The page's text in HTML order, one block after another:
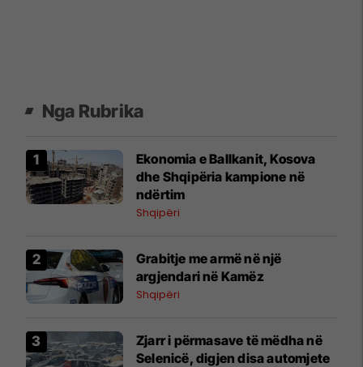
Nga Rubrika
Ekonomia e Ballkanit, Kosova
dhe Shqipëria kampione në
ndërtim
Shqipëri
Grabitje me armë në një
argjendari në Kamëz
Shqipëri
Zjarr i përmasave të mëdha në
Selenicë, digjen disa automjete